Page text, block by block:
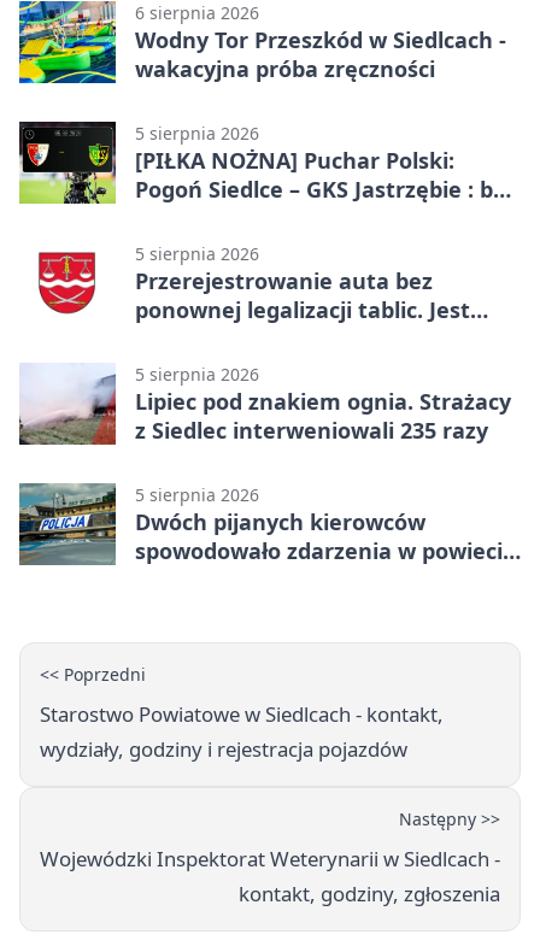
6 sierpnia 2026
Wodny Tor Przeszkód w Siedlcach -
wakacyjna próba zręczności
5 sierpnia 2026
[PIŁKA NOŻNA] Puchar Polski:
Pogoń Siedlce – GKS Jastrzębie : bez
5 sierpnia 2026
Przerejestrowanie auta bez
ponownej legalizacji tablic. Jest
5 sierpnia 2026
Lipiec pod znakiem ognia. Strażacy
z Siedlec interweniowali 235 razy
5 sierpnia 2026
Dwóch pijanych kierowców
spowodowało zdarzenia w powiecie
<< Poprzedni
Starostwo Powiatowe w Siedlcach - kontakt,
wydziały, godziny i rejestracja pojazdów
Następny >>
Wojewódzki Inspektorat Weterynarii w Siedlcach -
kontakt, godziny, zgłoszenia